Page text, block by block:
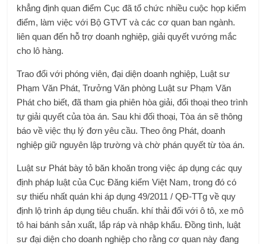
khẳng định quan điểm Cục đã tổ chức nhiều cuộc họp kiểm
điểm, làm việc với Bộ GTVT và các cơ quan ban ngành.
liên quan đến hỗ trợ doanh nghiệp, giải quyết vướng mắc
cho lô hàng.
Trao đổi với phóng viên, đại diện doanh nghiệp, Luật sư
Phạm Văn Phát, Trưởng Văn phòng Luật sư Phạm Văn
Phát cho biết, đã tham gia phiên hòa giải, đối thoại theo trình
tự giải quyết của tòa án. Sau khi đối thoại, Tòa án sẽ thông
báo về việc thụ lý đơn yêu cầu. Theo ông Phát, doanh
nghiệp giữ nguyên lập trường và chờ phán quyết từ tòa án.
Luật sư Phát bày tỏ băn khoăn trong việc áp dụng các quy
định pháp luật của Cục Đăng kiểm Việt Nam, trong đó có
sự thiếu nhất quán khi áp dụng 49/2011 / QĐ-TTg về quy
định lộ trình áp dụng tiêu chuẩn. khí thải đối với ô tô, xe mô
tô hai bánh sản xuất, lắp ráp và nhập khẩu. Đồng tình, luật
sư đại diện cho doanh nghiệp cho rằng cơ quan này đang